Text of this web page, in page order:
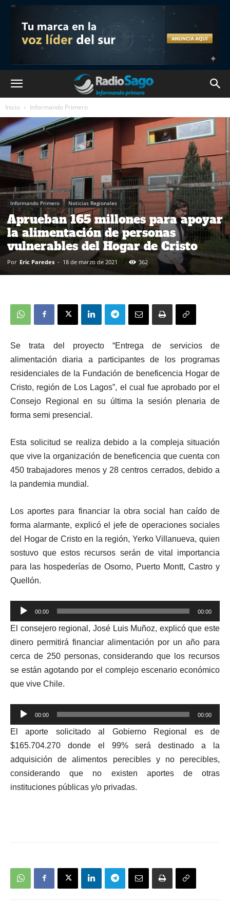
Inicio Informando Primero
Informando Primero Noticias Regionales
Aprueban 165 millones para apoyar
la alimentación de personas
vulnerables del Hogar de Cristo
Por Eric Paredes - 18 de marzo de 2021 362
Se trata del proyecto “Entrega de servicios de
alimentación diaria a participantes de los programas
residenciales de la Fundación de beneficencia Hogar de
Cristo, región de Los Lagos”, el cual fue aprobado por el
Consejo Regional en su última la sesión plenaria de
forma semi presencial.
Esta solicitud se realiza debido a la compleja situación
que vive la organización de beneficencia que cuenta con
450 trabajadores menos y 28 centros cerrados, debido a
la pandemia mundial.
Los aportes para financiar la obra social han caído de
forma alarmante, explicó el jefe de operaciones sociales
del Hogar de Cristo en la región, Yerko Villanueva, quien
sostuvo que estos recursos serán de vital importancia
para las hospederías de Osorno, Puerto Montt, Castro y
Quellón.
Reproductor
de
audio
00:00 00:00
El consejero regional, José Luis Muñoz, explicó que este
dinero permitirá financiar alimentación por un año para
cerca de 250 personas, considerando que los recursos
se están agotando por el complejo escenario económico
que vive Chile.
Reproductor
de
audio
00:00 00:00
El aporte solicitado al Gobierno Regional es de
$165.704.270 donde el 99% será destinado a la
adquisición de alimentos perecibles y no perecibles,
considerando que no existen aportes de otras
instituciones públicas y/o privadas.